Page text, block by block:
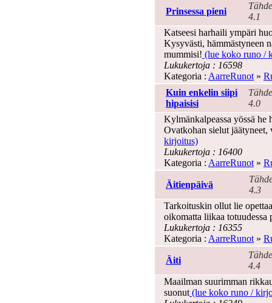
Prinsessa pieni
4.1
Katseesi harhaili ympäri
Kysyvästi, hämmästyneen
mummisi! (lue koko runo /
Lukukertoja : 16598
Kategoria : AarreRunot »
Kuin enkelin siipi
hipaisisi
4.0
Kylmänkalpeassa yössä
Ovatkohan sielut
kirjoitus)
Lukukertoja : 16400
Kategoria : AarreRunot »
Äitienpäivä
4.3
Tarkoituskin ollut lie
oikomatta liikaa totuudessa
Lukukertoja : 16355
Kategoria : AarreRunot »
Äiti
4.4
Maailman suurimman
suonut (lue koko runo /